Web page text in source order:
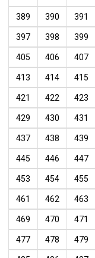
389 390 391
397 398 399
405 406 407
413 414 415
421 422 423
429 430 431
437 438 439
445 446 447
453 454 455
461 462 463
469 470 471
477 478 479